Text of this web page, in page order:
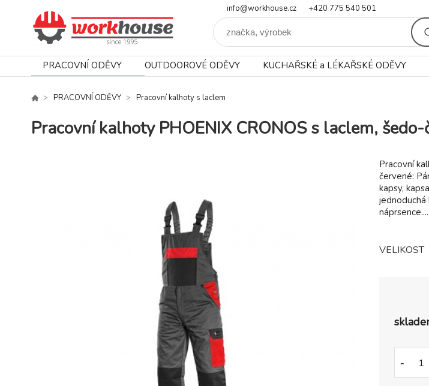
info@workhouse.cz +420 775 540 501
PRACOVNÍ ODĚVY OUTDOOROVÉ ODĚVY KUCHAŘSKÉ a LÉKAŘSKÉ ODĚVY
PRACOVNÍ ODĚVY Pracovní kalhoty s laclem
Pracovní kalhoty PHOENIX CRONOS s laclem,
Pracovní
červené:
kapsy,
jednoduchá
náprsence....
VELIKOST
-